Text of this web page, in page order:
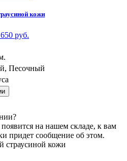
кожи
руб.
Песочный
появится на нашем складе, к вам
придет сообщение об этом.
страусиной кожи